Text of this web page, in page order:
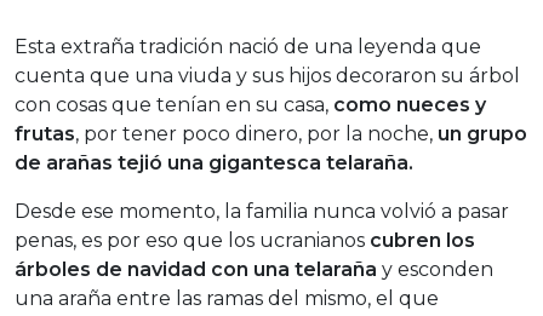
Esta extraña tradición nació de una leyenda que
cuenta que una viuda y sus hijos decoraron su árbol
con cosas que tenían en su casa, como nueces y
frutas, por tener poco dinero, por la noche, un grupo
de arañas tejió una gigantesca telaraña.
Desde ese momento, la familia nunca volvió a pasar
penas, es por eso que los ucranianos cubren los
árboles de navidad con una telaraña y esconden
una araña entre las ramas del mismo, el que